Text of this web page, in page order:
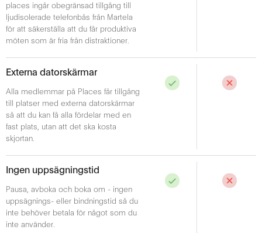
places ingår obegränsad tillgång till
ljudisolerade telefonbås från Martela
för att säkerställa att du får produktiva
möten som är fria från distraktioner.
Externa datorskärmar
Alla medlemmar på Places får tillgång
till platser med externa datorskärmar
så att du kan få alla fördelar med en
fast plats, utan att det ska kosta
skjortan.
Ingen uppsägningstid
Pausa, avboka och boka om - ingen
uppsägnings- eller bindningstid så du
inte behöver betala för något som du
inte använder.